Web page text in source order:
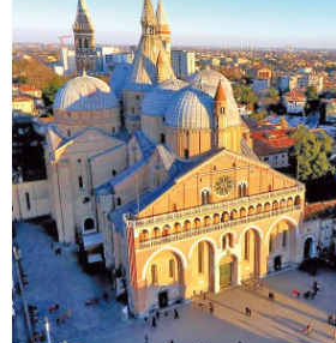
Details